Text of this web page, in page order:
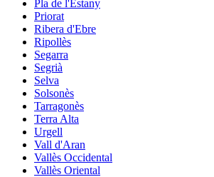
Pla de l'Estany
Priorat
Ribera d'Ebre
Ripollès
Segarra
Segrià
Selva
Solsonès
Tarragonès
Terra Alta
Urgell
Vall d'Aran
Vallès Occidental
Vallès Oriental